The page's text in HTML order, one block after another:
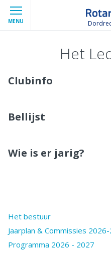
MENU
Het
Clubinfo
Bellijst
Wie is er jarig?
Het bestuur
Jaarplan & Commissies
Programma 2026 - 2027